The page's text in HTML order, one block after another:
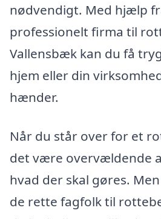
nødvendigt. Med hjælp
professionelt firma til
Vallensbæk kan du få
hjem eller din
hænder.
Når du står over for et
det være overvældende
hvad der skal gøres.
de rette fagfolk til